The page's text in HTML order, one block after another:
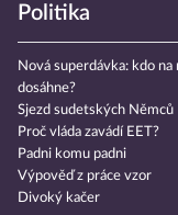
Politika
Nová superdávka: kdo na
dosáhne?
Sjezd sudetských Němců
Proč vláda zavádí EET?
Padni komu padni
Výpověď z práce vzor
Divoký kačer